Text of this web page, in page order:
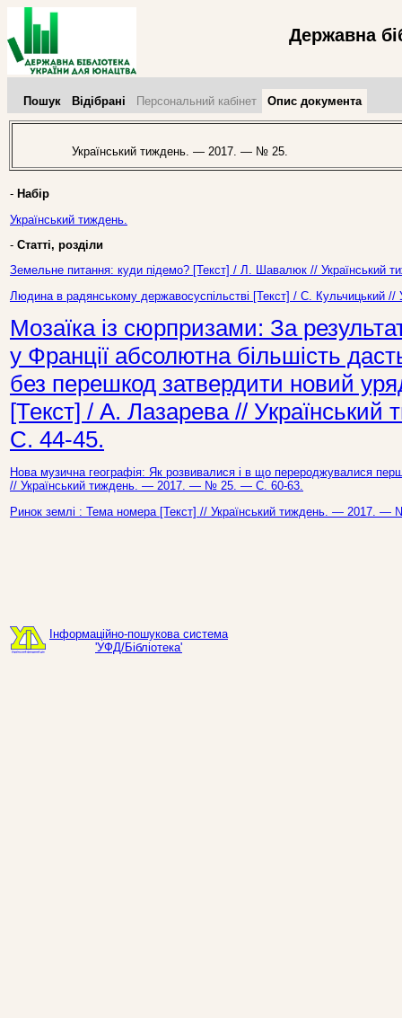
Державна
Пошук Відібрані Персональний кабінет Опис документа
Український тиждень. — 2017. — № 25.
- Набір
Український тиждень.
- Статті, розділи
Земельне питання: куди підемо? [Текст] / Л. Шавалюк //
Людина в радянському державосуспільстві [Текст] / С.
Мозаїка із сюрпризами: За
у Франції абсолютна більшість
без перешкод затвердити новий
[Текст] / А. Лазарева //
С. 44-45.
Нова музична географія: Як розвивалися і в що перероджувалися
// Український тиждень. — 2017. — № 25. — С. 60-63.
Ринок землі : Тема номера [Текст] // Український тиждень. — 2017.
Інформаційно-пошукова система
'УФД/Бібліотека'